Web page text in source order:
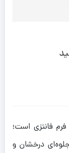
فرم فانتزی است؛
درخشان و